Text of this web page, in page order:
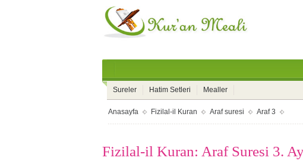
Sureler Hatim Setleri Mealler
Anasayfa Fizilal-il Kuran Araf suresi Araf 3
Fizilal-il Kuran: Araf Suresi 3.